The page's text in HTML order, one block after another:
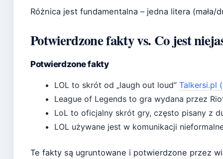
Różnica jest fundamentalna – jedna litera
Potwierdzone fakty vs. Co jest
Potwierdzone fakty
LOL to skrót od „laugh out loud” Talkersi.pl
League of Legends to gra wydana przez
LoL to oficjalny skrót gry, często pisany z
LOL używane jest w komunikacji
Te fakty są ugruntowane i potwierdzone przez